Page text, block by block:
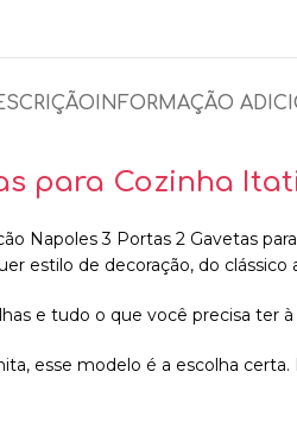
INFORMAÇÃO
para Cozinha
Napoles 3 Portas 2 Gavetas
estilo de decoração, do
e tudo o que você precisa ter
esse modelo é a escolha